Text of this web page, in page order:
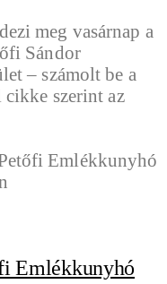
meg vasárnap a
Sándor
– számolt be a
szerint az
Emlékkunyhó